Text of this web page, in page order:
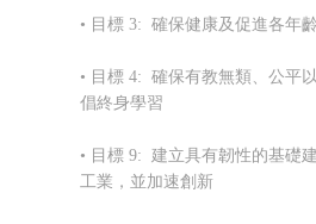
• 目標 3: 確保健康及促進各年
• 目標 4: 確保有教無類、公平
倡終身學習
• 目標 9: 建立具有韌性的基礎
工業，並加速創新